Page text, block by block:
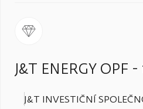
J&T ENERGY OPF
J&T INVESTIČNÍ